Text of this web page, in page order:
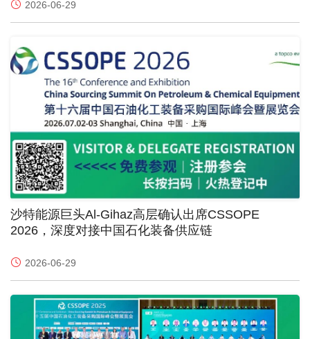
2026-06-29
沙特能源巨头Al-Gihaz高层确认出席CSSOPE
2026，深度对接中国石化装备供应链
2026-06-29